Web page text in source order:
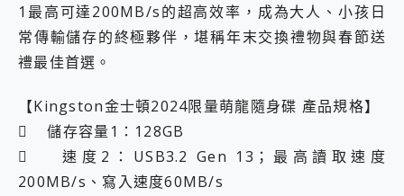
1最高可達200MB/s的超高效率，成為大人、小孩日
常傳輸儲存的終極夥伴，堪稱年末交換禮物與春節送
禮最佳首選。
【Kingston金士頓2024限量萌龍隨身碟 產品規格】
 儲存容量1：128GB
 速度2：USB3.2 Gen 13；最高讀取速度
200MB/s、寫入速度60MB/s